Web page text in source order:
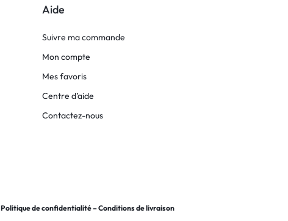
Aide
Suivre ma commande
Mon compte
Mes favoris
Centre d’aide
Contactez-nous
Politique de confidentialité–Conditions de livraison